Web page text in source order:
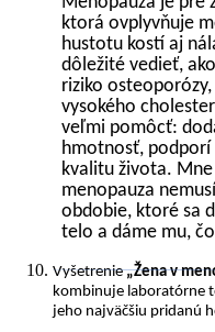
ktorá ovplyvňuje
hustotu kostí aj
dôležité vedieť,
riziko
vysokého
veľmi pomôcť:
hmotnosť, podporí
kvalitu života.
menopauza
obdobie, ktoré sa
telo a dáme mu,
Vyšetrenie„Žena v
kombinuje laboratórne
jeho najväčšiu pridanú